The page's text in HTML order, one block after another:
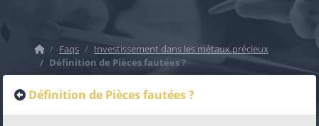
Accueil
Faqs
Investissement dans les métaux précieux
Définition de Pièces fautées ?
Définition de Pièces fautées ?